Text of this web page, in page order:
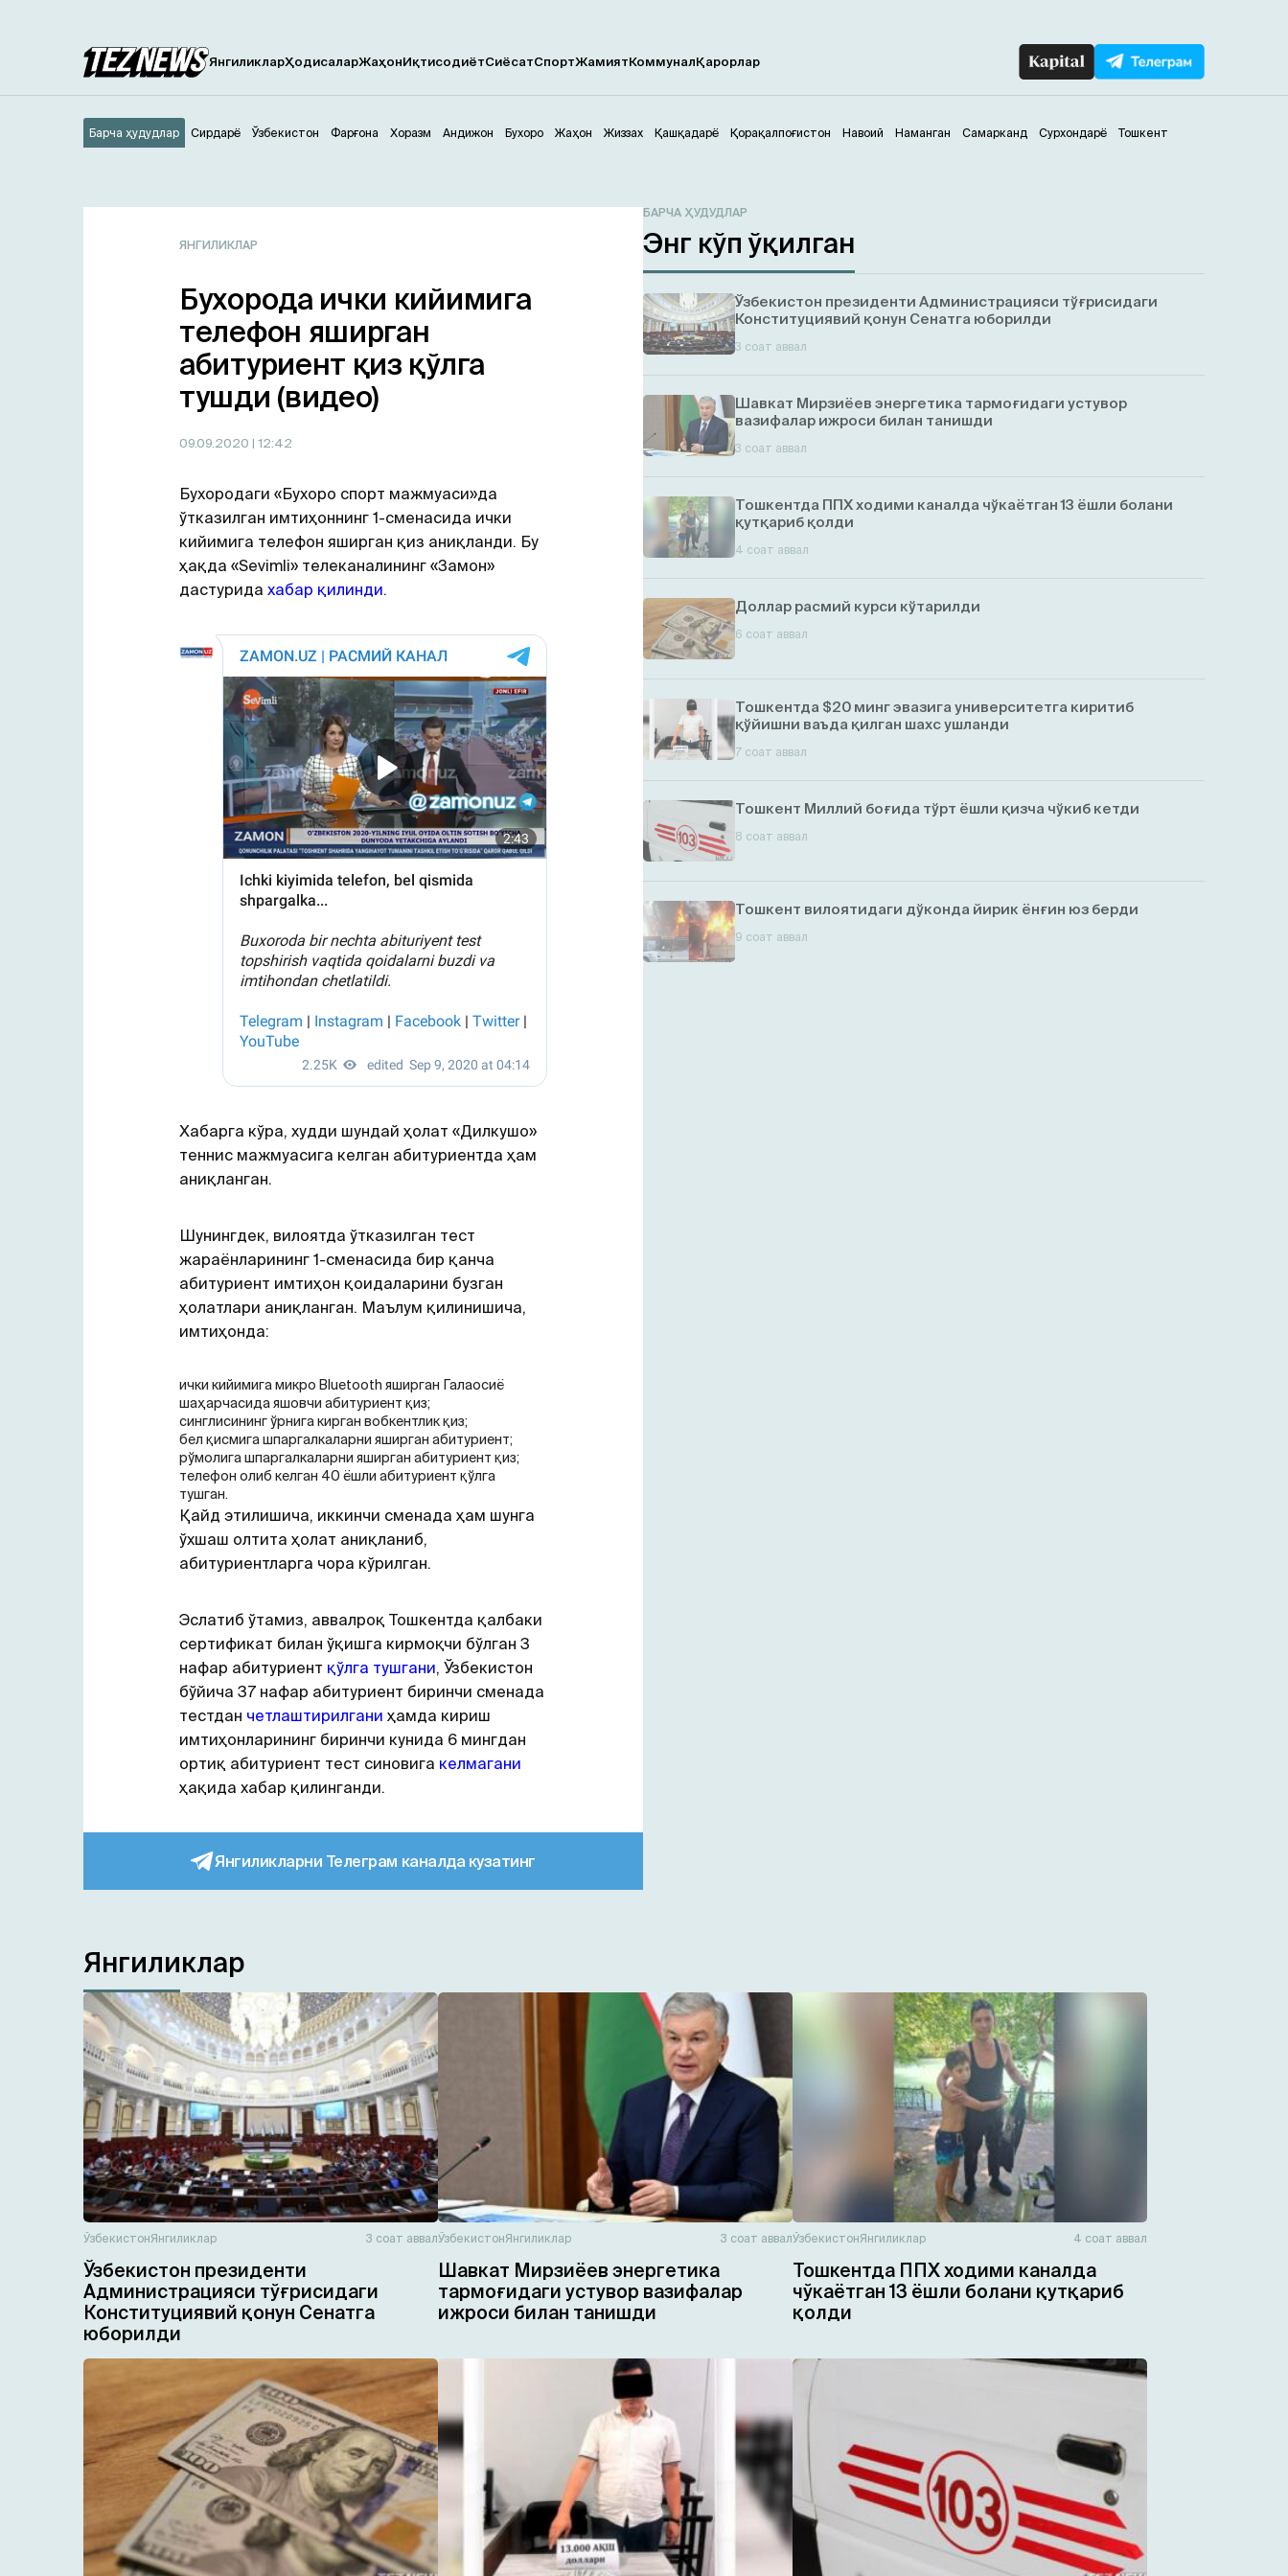
ЯнгиликларҲодисаларЖаҳонИқтисодиётСиёсатСпортЖамиятКоммуналҚарорлар
Андижон
Барча ҳудудлар Бухоро Жаҳон Жиззах Қашқадарё Қорақалпоғистон Навоий Наманган Самарканд
Сирдарё Сурхондарё Тошкент
Ўзбекистон Фарғона Хоразм
ЯНГИЛИКЛАР
Бухорода ички кийимига
телефон яширган
абитуриент қиз қўлга
тушди (видео)
09.09.2020 | 12:42
Бухородаги «Бухоро cпорт мажмуаси»да
ўтказилган имтиҳоннинг 1-сменасида ички
кийимига телефон яширган қиз аниқланди. Бу
ҳақда «Sevimli» телеканалининг «Замон»
дастурида хабар қилинди.
Хабарга кўра, худди шундай ҳолат «Дилкушо»
теннис мажмуасига келган абитуриентда ҳам
аниқланган.
Шунингдек, вилоятда ўтказилган тест
жараёнларининг 1-сменасида бир қанча
абитуриент имтиҳон қоидаларини бузган
ҳолатлари аниқланган. Маълум қилинишича,
имтиҳонда:
ички кийимига микро Bluetooth яширган Галаосиё
шаҳарчасида яшовчи абитуриент қиз;
синглисининг ўрнига кирган вобкентлик қиз;
бел қисмига шпаргалкаларни яширган абитуриент;
рўмолига шпаргалкаларни яширган абитуриент қиз;
телефон олиб келган 40 ёшли абитуриент қўлга
тушган.
Қайд этилишича, иккинчи сменада ҳам шунга
ўхшаш олтита ҳолат аниқланиб,
абитуриентларга чора кўрилган.
Эслатиб ўтамиз, аввалроқ Тошкентда қалбаки
сертификат билан ўқишга кирмоқчи бўлган 3
нафар абитуриент қўлга тушгани, Ўзбекистон
бўйича 37 нафар абитуриент биринчи сменада
тестдан четлаштирилгани ҳамда кириш
имтиҳонларининг биринчи кунида 6 мингдан
ортиқ абитуриент тест синовига келмагани
ҳақида хабар қилинганди.
Янгиликларни Телеграм каналда кузатинг
БАРЧА ҲУДУДЛАР
Энг кўп ўқилган
Ўзбекистон президенти Администрацияси тўғрисидаги
Конституциявий қонун Сенатга юборилди
3 соат аввал
Шавкат Мирзиёев энергетика тармоғидаги устувор
вазифалар ижроси билан танишди
3 соат аввал
Тошкентда ППХ ходими каналда чўкаётган 13 ёшли болани
қутқариб қолди
4 соат аввал
Доллар расмий курси кўтарилди
6 соат аввал
Тошкентда $20 минг эвазига университетга киритиб
қўйишни ваъда қилган шахс ушланди
7 соат аввал
Тошкент Миллий боғида тўрт ёшли қизча чўкиб кетди
8 соат аввал
Тошкент вилоятидаги дўконда йирик ёнғин юз берди
9 соат аввал
Янгиликлар
ЎзбекистонЯнгиликлар 3 соат аввал
Ўзбекистон президенти
Администрацияси тўғрисидаги
Конституциявий қонун Сенатга
юборилди
ЎзбекистонЯнгиликлар 3 соат аввал
Шавкат Мирзиёев энергетика
тармоғидаги устувор вазифалар
ижроси билан танишди
ЎзбекистонЯнгиликлар 4 соат аввал
Тошкентда ППХ ходими каналда
чўкаётган 13 ёшли болани қутқариб
қолди